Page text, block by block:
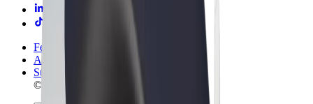
Felhasználási feltételek
Adatvédelem
Sütik
© 2026 Bolt Technology OÜ